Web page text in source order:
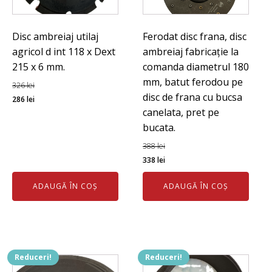
Disc ambreiaj utilaj
agricol d int 118 x Dext
215 x 6 mm.
326lei
Prețul
286 leiPrețul
ADAUGĂ ÎN COȘ
Ferodat disc frana, disc
ambreiaj fabricație la
comanda diametrul 180
mm, batut ferodou pe
disc de frana cu bucsa
canelata, pret pe
bucata.
388lei
Prețul
inițial
fost:
338leiPrețul
curent
este:
338 lei.
ADAUGĂ ÎN COȘ
Reduceri! Reduceri!